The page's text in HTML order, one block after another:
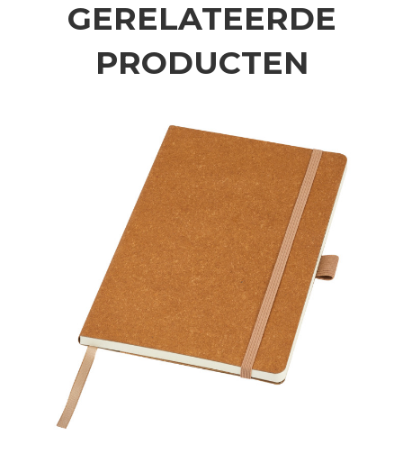
GERELATEERDE
PRODUCTEN